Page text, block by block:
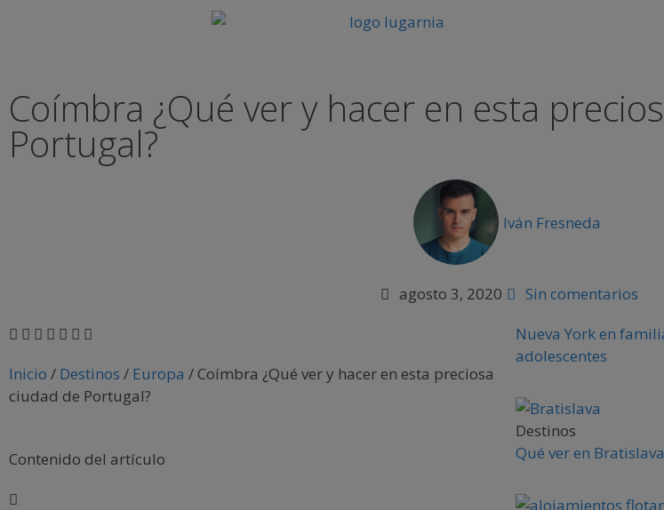
Coímbra ¿Qué ver y hacer en esta
Portugal?
Iván Fresneda
agosto 3, 2020 Sin comentarios
Inicio / Destinos / Europa /Coímbra ¿Qué ver y hacer en esta preciosa
ciudad de Portugal?
Contenido del artículo
Nueva York en
adolescentes
Destinos
Qué ver en